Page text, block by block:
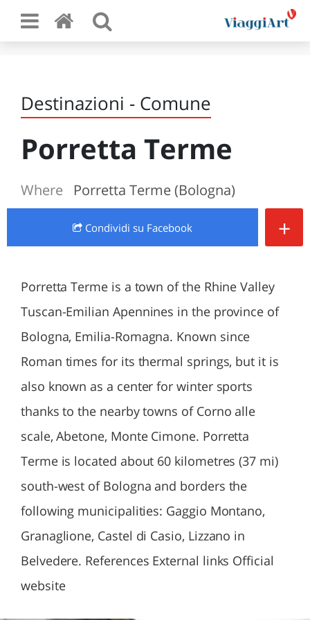
Destinazioni - Comune
Porretta Terme
Where Porretta Terme (Bologna)
Condividi su Facebook +
Porretta Terme is a town of the Rhine Valley
Tuscan-Emilian Apennines in the province of
Bologna, Emilia-Romagna. Known since
Roman times for its thermal springs, but it is
also known as a center for winter sports
thanks to the nearby towns of Corno alle
scale, Abetone, Monte Cimone. Porretta
Terme is located about 60 kilometres (37 mi)
south-west of Bologna and borders the
following municipalities: Gaggio Montano,
Granaglione, Castel di Casio, Lizzano in
Belvedere. References External links Official
website